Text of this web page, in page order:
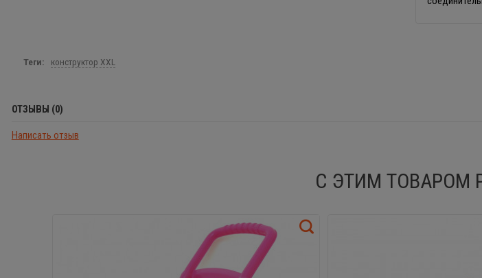
Теги: конструктор XXL
ОТЗЫВЫ (0)
Написать отзыв
С ЭТИМ ТОВАРОМ